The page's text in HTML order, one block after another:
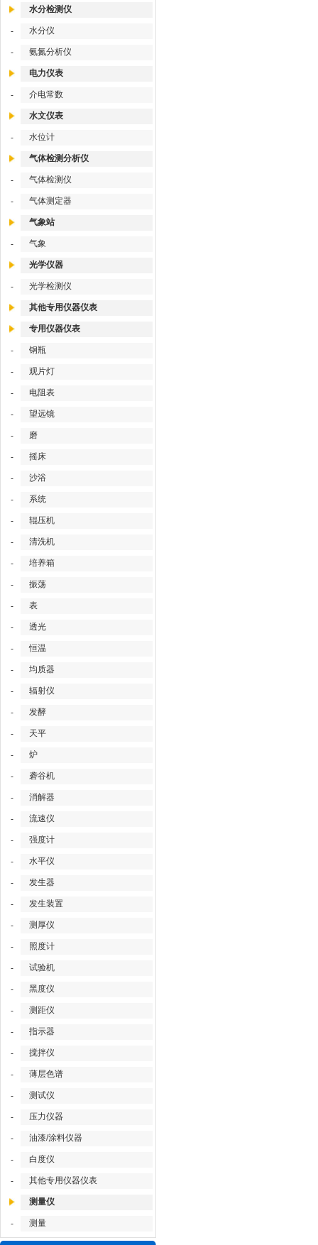
水分检测仪
- 水分仪
- 氨氮分析仪
电力仪表
- 介电常数
水文仪表
- 水位计
气体检测分析仪
- 气体检测仪
- 气体测定器
气象站
- 气象
光学仪器
- 光学检测仪
其他专用仪器仪表
专用仪器仪表
- 钢瓶
- 观片灯
- 电阻表
- 望远镜
- 磨
- 摇床
- 沙浴
- 系统
- 辊压机
- 清洗机
- 培养箱
- 振荡
- 表
- 透光
- 恒温
- 均质器
- 辐射仪
- 发酵
- 天平
- 炉
- 砻谷机
- 消解器
- 流速仪
- 强度计
- 水平仪
- 发生器
- 发生装置
- 测厚仪
- 照度计
- 试验机
- 黑度仪
- 测距仪
- 指示器
- 搅拌仪
- 薄层色谱
- 测试仪
- 压力仪器
- 油漆/涂料仪器
- 白度仪
- 其他专用仪器仪表
测量仪
- 测量